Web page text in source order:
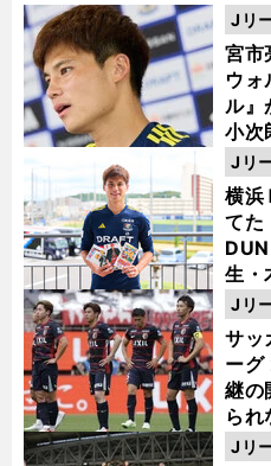
宮市
ウォ
ル』
小次
Jリ
横浜
てた
生・
った
Jリ
サッ
ーグ
継の
られ
Jリ
Jリ